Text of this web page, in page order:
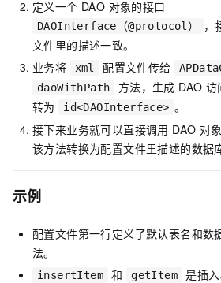
定义一个 DAO 对象的接口
DAOInterface（@protocol）
，
文件里的描述一致。
业务将
xml 配置文件传给
daoWithPath
方法，生成 DAO
转为
id<DAOInterface> 。
接下来业务就可以直接调用 DAO 对
该方法转换为配置文件里描述的数据
示例
配置文件第一行定义了默认表名和数
法。
insertItem 和 getItem
是插